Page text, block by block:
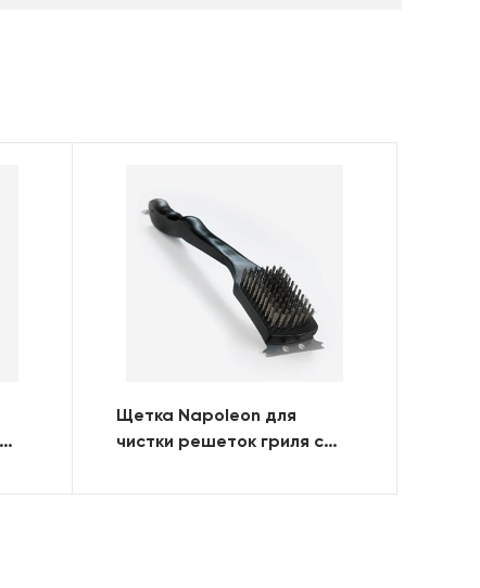
Щетка Napoleon для
чистки решеток гриля с